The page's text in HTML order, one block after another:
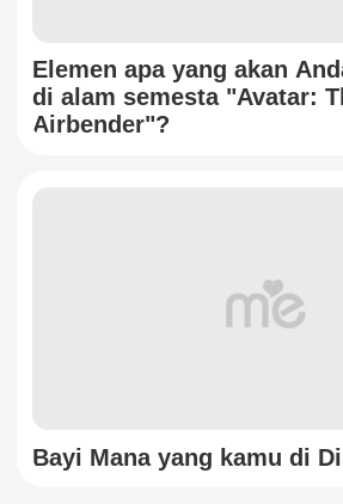
Elemen apa yang akan
di alam semesta "Avatar:
Airbender"?
Bayi Mana yang kamu di